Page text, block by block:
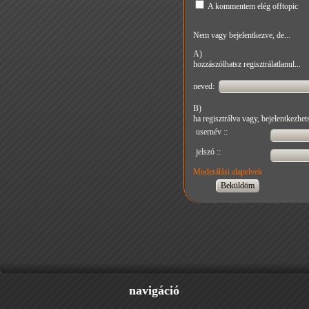
A kommentem elég offtopic
Nem vagy bejelentkezve, de...
A)
hozzászólhatsz regisztrálatlanul...
neved:
B)
ha regisztrálva vagy,
usernév ::
jelszó ::
Moderálási alapelvek
navigáció